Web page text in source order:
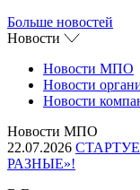
Больше новостей
Новости
Новости МПО
Новости
Новости
Новости МПО
22.07.2026
РАЗНЫЕ»!